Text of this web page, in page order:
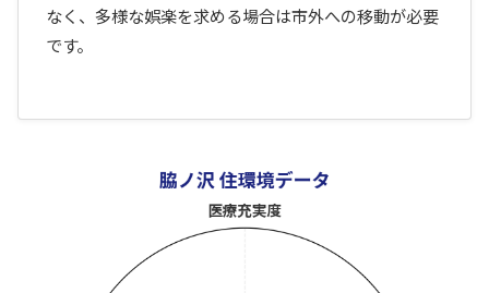
なく、多様な娯楽を求める場合は市外への移動が必要
です。